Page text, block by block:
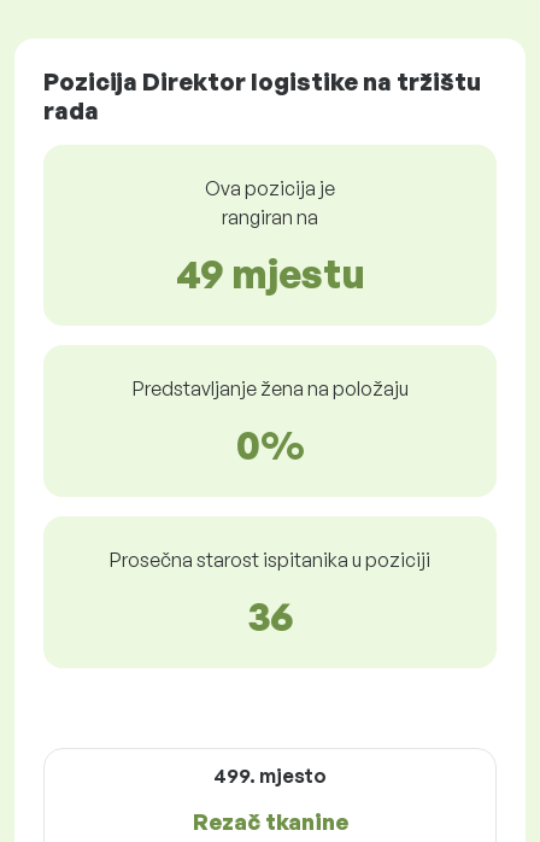
Pozicija Direktor logistike na tržištu
rada
Ova pozicija je
rangiran na
49 mjestu
Predstavljanje žena na položaju
0%
Prosečna starost ispitanika u poziciji
36
499. mjesto
Rezač tkanine